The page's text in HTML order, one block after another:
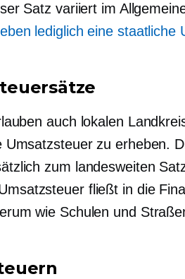
Satz variiert im
lediglich eine staatliche
auch lokalen
Umsatzsteuer zu erheben.
zum landesweiten
fließt in die
wie Schulen und